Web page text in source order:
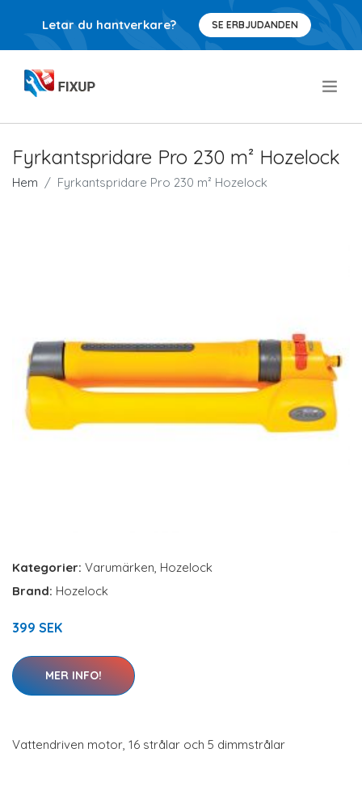
Letar du hantverkare? SE ERBJUDANDEN
Fyrkantspridare Pro 230 m² Hozelock
Hem Fyrkantspridare Pro 230 m² Hozelock
Kategorier: Varumärken, Hozelock
Brand: Hozelock
399 SEK
MER INFO!
Vattendriven motor, 16 strålar och 5 dimmstrålar